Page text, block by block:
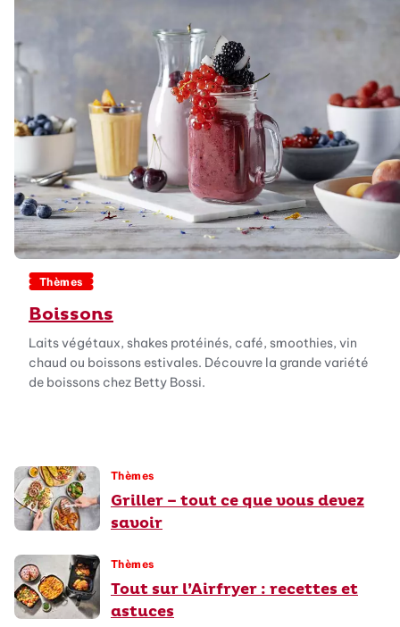
Thèmes
Boissons
Laits végétaux, shakes protéinés, café, smoothies, vin
chaud ou boissons estivales. Découvre la grande variété
de boissons chez Betty Bossi.
Thèmes
Griller – tout ce que vous devez
savoir
Thèmes
Tout sur l’Airfryer : recettes et
astuces